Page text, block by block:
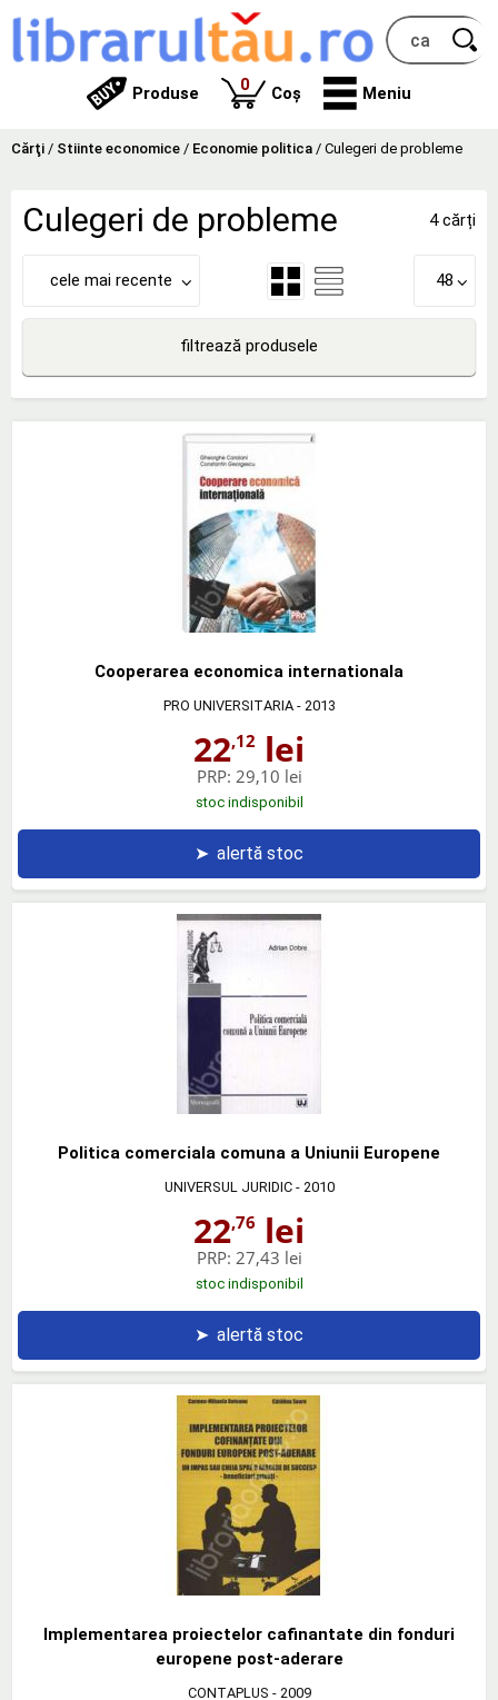
Produse 0produse
Coș Meniu
Cărţi / Stiinte economice / Economie politica / Culegeri de probleme
Culegeri de probleme 4 cărți
cele mai recente 48
filtrează produsele
Cooperarea economica internationala
PRO UNIVERSITARIA- 2013
22,12 lei
PRP: 29,10 lei
stoc indisponibil
➤ alertă stoc
Politica comerciala comuna a Uniunii Europene
UNIVERSUL JURIDIC- 2010
22,76 lei
PRP: 27,43 lei
stoc indisponibil
➤ alertă stoc
Implementarea proiectelor cafinantate din fonduri
europene post-aderare
CONTAPLUS - 2009